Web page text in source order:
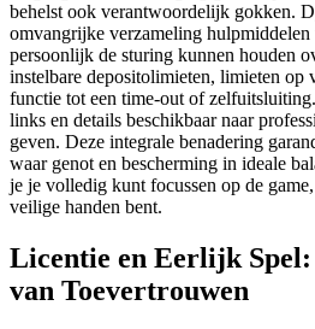
behelst ook verantwoordelijk gokken.
omvangrijke verzameling hulpmiddelen
persoonlijk de sturing kunnen houden
instelbare depositolimieten, limieten op
functie tot een time-out of
links en details beschikbaar naar
geven. Deze integrale benadering
waar genot en bescherming in ideale
je je volledig kunt focussen op de
veilige handen bent.
Licentie en Eerlijk
van Toevertrouwen